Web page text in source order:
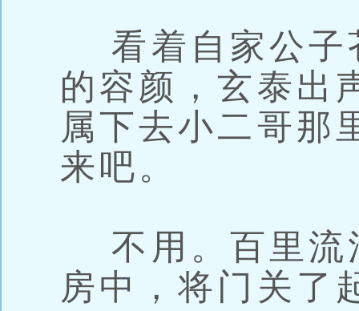
看着自家公子
的容颜，玄泰出
属下去小二哥那
来吧。
不用。百里流
房中，将门关了